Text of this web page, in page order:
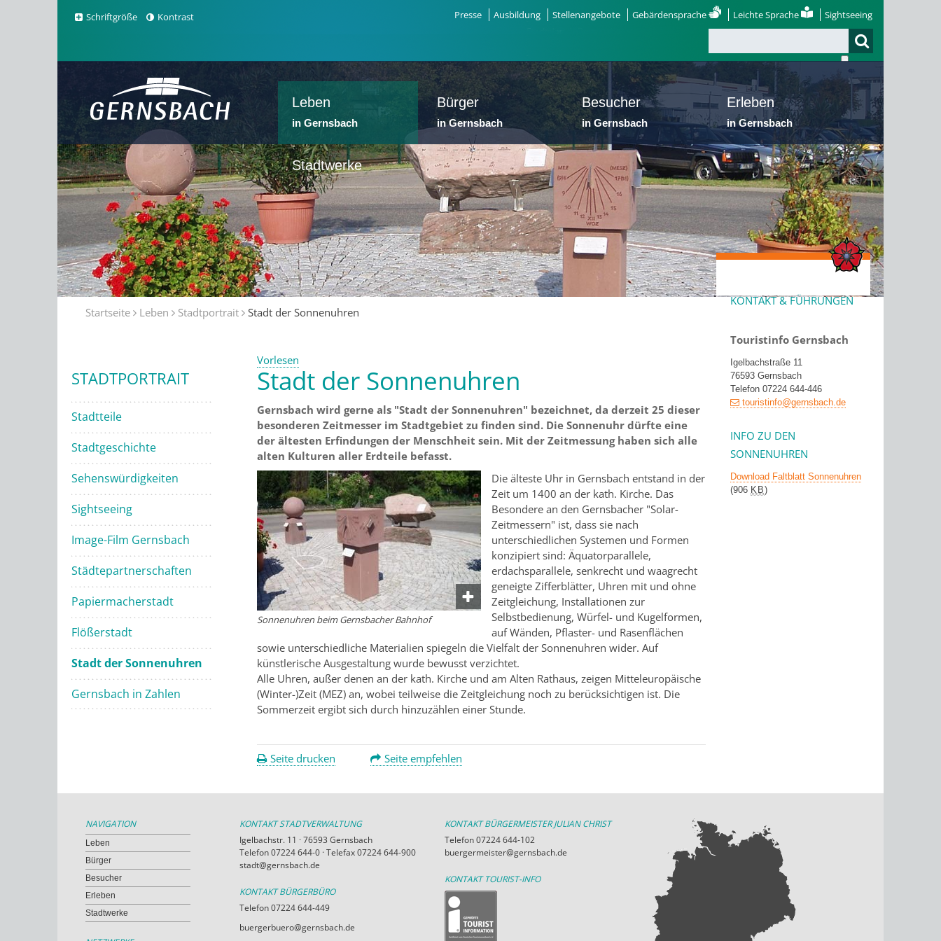
Schriftgröße Kontrast Presse Ausbildung Stellenangebote Gebärdensprache Leichte Sprache Sightseeing
Leben
in Gernsbach
Bürger
in Gernsbach
Besucher
in Gernsbach
Erleben
in Gernsbach
Stadtwerke
Startseite Leben Stadtportrait Stadt der Sonnenuhren
STADTPORTRAIT
Stadtteile
Stadtgeschichte
Sehenswürdigkeiten
Sightseeing
Image-Film Gernsbach
Städtepartnerschaften
Papiermacherstadt
Flößerstadt
Stadt der Sonnenuhren
Gernsbach in Zahlen
Vorlesen
Stadt der Sonnenuhren
Gernsbach wird gerne als "Stadt der Sonnenuhren" bezeichnet, da derzeit 25 dieser
besonderen Zeitmesser im Stadtgebiet zu finden sind. Die Sonnenuhr dürfte eine
der ältesten Erfindungen der Menschheit sein. Mit der Zeitmessung haben sich alle
alten Kulturen aller Erdteile befasst.
Sonnenuhren beim Gernsbacher Bahnhof
Die älteste Uhr in Gernsbach entstand in der
Zeit um 1400 an der kath. Kirche. Das
Besondere an den Gernsbacher "Solar-
Zeitmessern" ist, dass sie nach
unterschiedlichen Systemen und Formen
konzipiert sind: Äquatorparallele,
erdachsparallele, senkrecht und waagrecht
geneigte Zifferblätter, Uhren mit und ohne
Zeitgleichung, Installationen zur
Selbstbedienung, Würfel- und Kugelformen,
auf Wänden, Pflaster- und Rasenflächen
sowie unterschiedliche Materialien spiegeln die Vielfalt der Sonnenuhren wider. Auf
künstlerische Ausgestaltung wurde bewusst verzichtet.
Alle Uhren, außer denen an der kath. Kirche und am Alten Rathaus, zeigen Mitteleuropäische
(Winter-)Zeit (MEZ) an, wobei teilweise die Zeitgleichung noch zu berücksichtigen ist. Die
Sommerzeit ergibt sich durch hinzuzählen einer Stunde.
Seite drucken Seite empfehlen
KONTAKT & FÜHRUNGEN
Touristinfo Gernsbach
Igelbachstraße 11
76593 Gernsbach
Telefon 07224 644-446
touristinfo@gernsbach.de
INFO ZU DEN
SONNENUHREN
Download Faltblatt Sonnenuhren
(906 KB)
NAVIGATION
Leben
Bürger
Besucher
Erleben
Stadtwerke
KONTAKT STADTVERWALTUNG
Igelbachstr. 11 · 76593 Gernsbach
Telefon 07224 644-0 · Telefax 07224 644-900
stadt@gernsbach.de
KONTAKT BÜRGERBÜRO
Telefon 07224 644-449
buergerbuero@gernsbach.de
KONTAKT BÜRGERMEISTER JULIAN CHRIST
Telefon 07224 644-102
buergermeister@gernsbach.de
KONTAKT TOURIST-INFO